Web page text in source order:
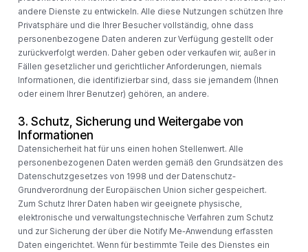
andere Dienste zu entwickeln. Alle diese Nutzungen schützen Ihre
Privatsphäre und die Ihrer Besucher vollständig, ohne dass
personenbezogene Daten anderen zur Verfügung gestellt oder
zurückverfolgt werden. Daher geben oder verkaufen wir, außer in
Fällen gesetzlicher und gerichtlicher Anforderungen, niemals
Informationen, die identifizierbar sind, dass sie jemandem (Ihnen
oder einem Ihrer Benutzer) gehören, an andere.
3. Schutz, Sicherung und Weitergabe von
Informationen
Datensicherheit hat für uns einen hohen Stellenwert. Alle
personenbezogenen Daten werden gemäß den Grundsätzen des
Datenschutzgesetzes von 1998 und der Datenschutz-
Grundverordnung der Europäischen Union sicher gespeichert.
Zum Schutz Ihrer Daten haben wir geeignete physische,
elektronische und verwaltungstechnische Verfahren zum Schutz
und zur Sicherung der über die Notify Me-Anwendung erfassten
Daten eingerichtet. Wenn für bestimmte Teile des Dienstes ein